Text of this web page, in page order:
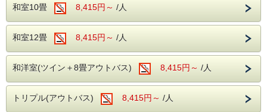
各季節ごとの果物狩りはもちろん、
※チェックイン時刻が18：00を過ぎるようで
したらご連絡をお願いいたします。
酸いも甘いも辛いまで、
さまざまな味わいを一度に楽しめるタコスフェア！
開催期間： 2026年7月18日(土)～2026年8月31日(月)
～ 具材 ～
【魚類】エビ、サーモン
【野菜】レタス、トマト、玉ねぎ
【デザート】バナナ、ミックスベリー、
和室10畳 8,415円～ /人
和室12畳 8,415円～ /人
和洋室(ツイン＋8畳アウトバス) 8,415円～ /人
トリプル(アウトバス) 8,415円～ /人